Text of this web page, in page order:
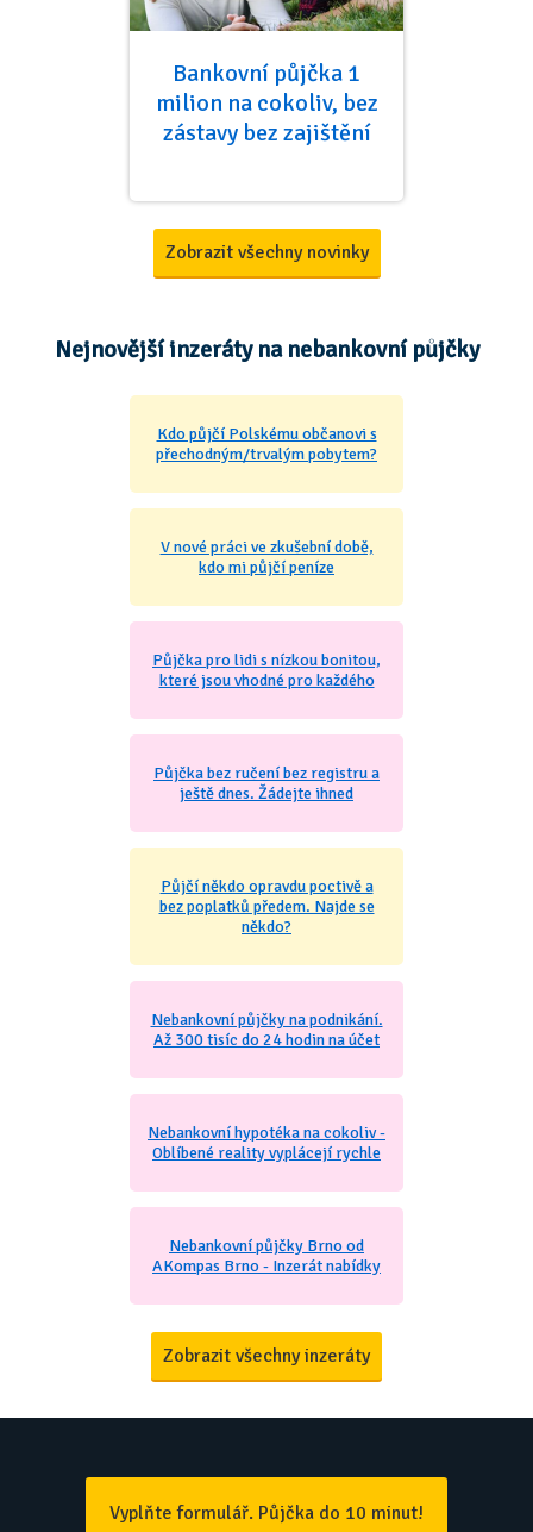
Bankovní půjčka 1
milion na cokoliv, bez
zástavy bez zajištění
Zobrazit všechny novinky
Nejnovější inzeráty na nebankovní půjčky
Kdo půjčí Polskému občanovi s
přechodným/trvalým pobytem?
V nové práci ve zkušební době,
kdo mi půjčí peníze
Půjčka pro lidi s nízkou bonitou,
které jsou vhodné pro každého
Půjčka bez ručení bez registru a
ještě dnes. Žádejte ihned
Půjčí někdo opravdu poctivě a
bez poplatků předem. Najde se
někdo?
Nebankovní půjčky na podnikání.
Až 300 tisíc do 24 hodin na účet
Nebankovní hypotéka na cokoliv -
Oblíbené reality vyplácejí rychle
Nebankovní půjčky Brno od
AKompas Brno - Inzerát nabídky
Zobrazit všechny inzeráty
Vyplňte formulář. Půjčka do 10 minut!